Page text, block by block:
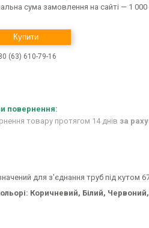
сума замовлення на сайті — 1 000
Купити
(63) 610-79-16
товару протягом 14 днів за
для з'єднання труб під кутом
Коричневий, Білий,